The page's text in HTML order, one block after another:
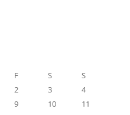
F S
S
2 3
4
9 10
11